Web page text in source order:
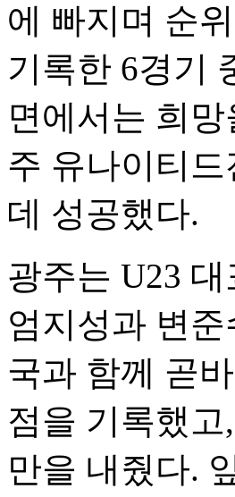
에 빠지며 순
기록한 6경기
면에서는 희
주 유나이티
데 성공했다.
광주는 U23
엄지성과 변
국과 함께 곧
점을 기록했
만을 내줬다.